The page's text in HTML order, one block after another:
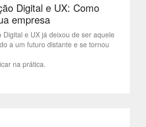
Digital e UX: Como
empresa
Digital e UX já deixou de ser aquele
a um futuro distante e se tornou
na prática.